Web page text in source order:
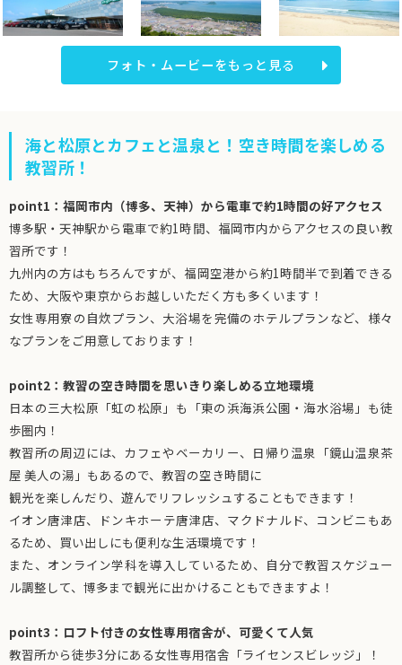
フォト・ムービーをもっと見る
海と松原とカフェと温泉と！空き時間を楽しめる
教習所！
point1：福岡市内（博多、天神）から電車で約1時間の好アクセス
博多駅・天神駅から電車で約1時間、福岡市内からアクセスの良い教
習所です！
九州内の方はもちろんですが、福岡空港から約1時間半で到着できる
ため、大阪や東京からお越しいただく方も多くいます！
女性専用寮の自炊プラン、大浴場を完備のホテルプランなど、様々
なプランをご用意しております！
point2：教習の空き時間を思いきり楽しめる立地環境
日本の三大松原「虹の松原」も「東の浜海浜公園・海水浴場」も徒
歩圏内！
教習所の周辺には、カフェやベーカリー、日帰り温泉「鏡山温泉茶
屋 美人の湯」もあるので、教習の空き時間に
観光を楽しんだり、遊んでリフレッシュすることもできます！
イオン唐津店、ドンキホーテ唐津店、マクドナルド、コンビニもあ
るため、買い出しにも便利な生活環境です！
また、オンライン学科を導入しているため、自分で教習スケジュー
ル調整して、博多まで観光に出かけることもできますよ！
point3：ロフト付きの女性専用宿舎が、可愛くて人気
教習所から徒歩3分にある女性専用宿舎「ライセンスビレッジ」！